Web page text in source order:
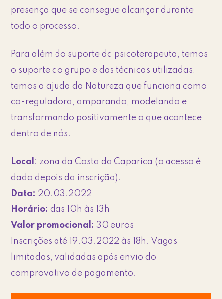
presença que se consegue alcançar durante
todo o processo.
Para além do suporte da psicoterapeuta, temos
o suporte do grupo e das técnicas utilizadas,
temos a ajuda da Natureza que funciona como
co-reguladora, amparando, modelando e
transformando positivamente o que acontece
dentro de nós.
Local : zona da Costa da Caparica (o acesso é
dado depois da inscrição).
Data: 20.03.2022
Horário: das 10h às 13h
Valor promocional: 30 euros
Inscrições até 19.03.2022 às 18h. Vagas
limitadas, validadas após envio do
comprovativo de pagamento.